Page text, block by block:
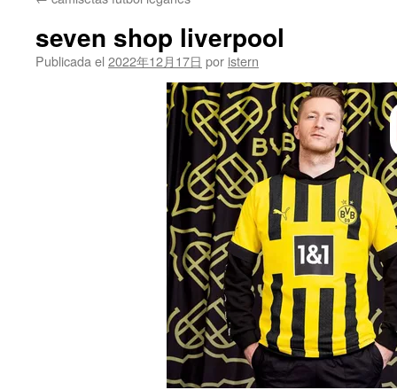
seven shop liverpool
Publicada el 2022年12月17日 por istern